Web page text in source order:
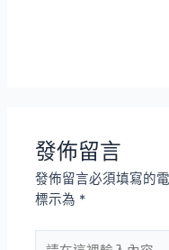
發佈留言
發佈留言必須填寫的
標示為 *